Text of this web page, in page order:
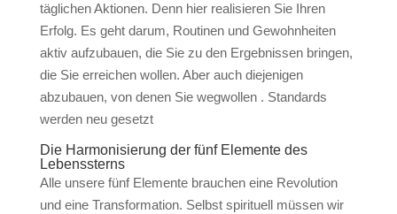
täglichen Aktionen. Denn hier realisieren Sie Ihren
Erfolg. Es geht darum, Routinen und Gewohnheiten
aktiv aufzubauen, die Sie zu den Ergebnissen bringen,
die Sie erreichen wollen. Aber auch diejenigen
abzubauen, von denen Sie wegwollen . Standards
werden neu gesetzt
Die Harmonisierung der fünf Elemente des
Lebenssterns
Alle unsere fünf Elemente brauchen eine Revolution
und eine Transformation. Selbst spirituell müssen wir